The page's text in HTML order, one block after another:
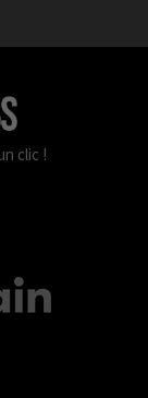
clic !